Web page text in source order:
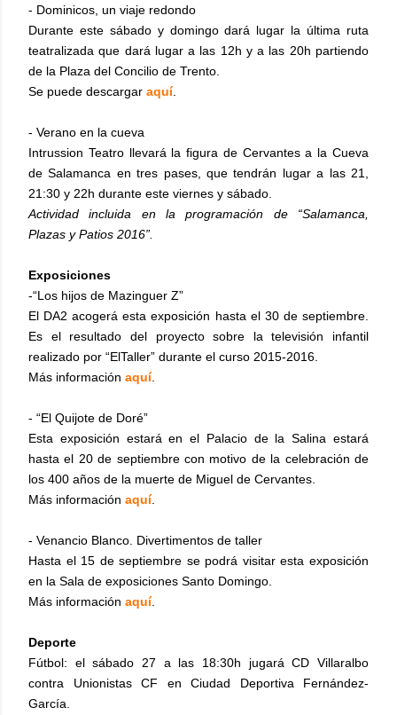
- Dominicos, un viaje redondo
Durante este sábado y domingo dará lugar la última ruta
teatralizada que dará lugar a las 12h y a las 20h partiendo
de la Plaza del Concilio de Trento.
Se puede descargar aquí.
- Verano en la cueva
Intrussion Teatro llevará la figura de Cervantes a la Cueva
de Salamanca en tres pases, que tendrán lugar a las 21,
21:30 y 22h durante este viernes y sábado.
Actividad incluida en la programación de “Salamanca,
Plazas y Patios 2016”.
Exposiciones
-“Los hijos de Mazinguer Z”
El DA2 acogerá esta exposición hasta el 30 de septiembre.
Es el resultado del proyecto sobre la televisión infantil
realizado por “ElTaller” durante el curso 2015-2016.
Más información aquí.
- “El Quijote de Doré”
Esta exposición estará en el Palacio de la Salina estará
hasta el 20 de septiembre con motivo de la celebración de
los 400 años de la muerte de Miguel de Cervantes.
Más información aquí.
- Venancio Blanco. Divertimentos de taller
Hasta el 15 de septiembre se podrá visitar esta exposición
en la Sala de exposiciones Santo Domingo.
Más información aquí.
Deporte
Fútbol: el sábado 27 a las 18:30h jugará CD Villaralbo
contra Unionistas CF en Ciudad Deportiva Fernández-
García.